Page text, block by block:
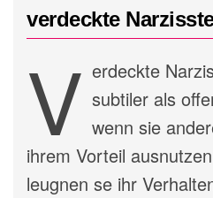
verdeckte
V erdeckte
subtiler als
wenn sie
ihrem Vorteil
leugnen se ihr